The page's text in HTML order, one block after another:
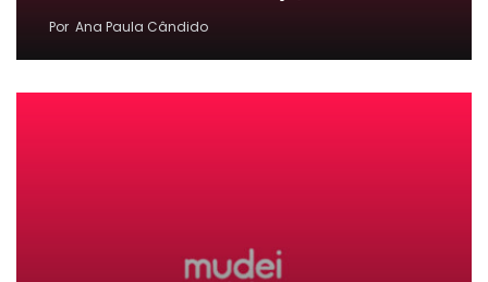
Por Ana Paula Cândido